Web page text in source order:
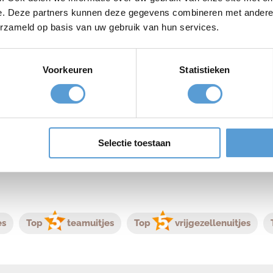
Deze partners kunnen deze gegevens combineren met
op basis van uw gebruik van hun services.
Voorkeuren Statistieken
Selectie toestaan
de setting: van smaakvolle visgerechten en sappige
met een glimlach, in een sfeer die zowel
beachparty, een ontspannen stranddag of een
allemaal, midden in de zilte zeelucht van Scheveningen.
Strandweg 12, Scheveningen
Top teamuitjes Top vrijgezellenuitjes